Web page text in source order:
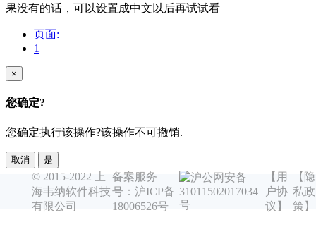
果没有的话，可以设置成中文以后再试试看
页面:
1
×
您确定?
您确定执行该操作?该操作不可撤销.
取消 是
© 2015-2022 上
海韦纳软件科技
有限公司
备案服务
号：沪ICP备
18006526号
沪公网安备
31011502017034
号
【用
户协
议】
【隐
私政
策】